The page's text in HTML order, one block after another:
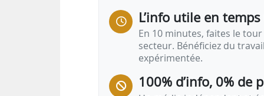
L’info utile en
En 10 minutes, faites le tour
secteur. Bénéficiez du
expérimentée.
100% d’info, 0% de